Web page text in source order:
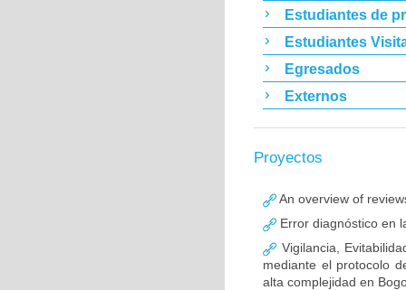
Estudiantes de
Estudiantes
Egresados
Externos
Proyectos
An overview of
Error diagnóstico en
Vigilancia,
mediante el protocolo
alta complejidad en